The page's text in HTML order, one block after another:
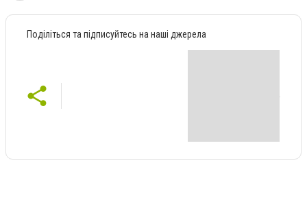
Поділіться та підписуйтесь на наші джерела